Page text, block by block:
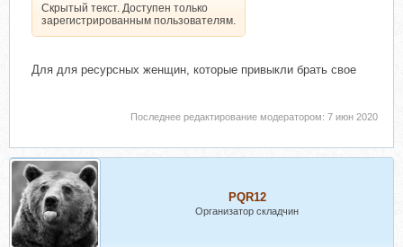
Скрытый текст. Доступен только
зарегистрированным пользователям.
Для для ресурсных женщин, которые привыкли брать свое
Последнее редактирование модератором: 7 июн 2020
PQR12
Организатор складчин